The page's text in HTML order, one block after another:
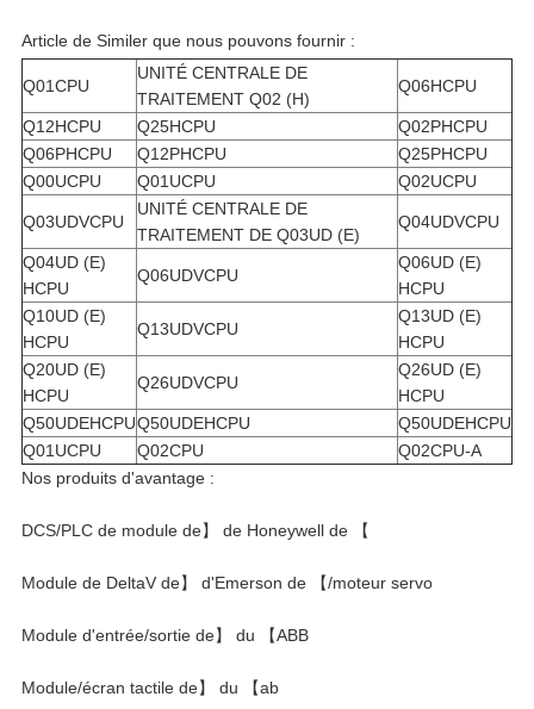
Article de Similer que nous pouvons fournir :
Q01CPU
UNITÉ CENTRALE DE
TRAITEMENT Q02 (H)
Q06HCPU
Q12HCPU Q25HCPU
Q02PHCPU
Q06PHCPU
Q12PHCPU
Q25PHCPU
Q00UCPU
Q01UCPU Q02UCPU
Q03UDVCPU
UNITÉ CENTRALE DE
TRAITEMENT DE Q03UD (E)
Q04UDVCPU
Q04UD (E)
HCPU
Q06UDVCPU
Q06UD (E)
HCPU
Q10UD (E)
HCPU
Q13UDVCPU
Q13UD (E)
HCPU
Q20UD (E)
HCPU
Q26UDVCPU
Q26UD (E)
HCPU
Q50UDEHCPUQ50UDEHCPU
Q50UDEHCPU
Q01UCPU
Q02CPU
Q02CPU-A
Nos produits d'avantage :
DCS/PLC de module de】 de Honeywell de 【
Module de DeltaV de】 d'Emerson de 【/moteur servo
Module d'entrée/sortie de】 du 【ABB
Module/écran tactile de】 du 【ab